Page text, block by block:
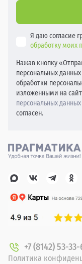
Я даю согласие
обработку моих
Нажав кнопку
персональных
обработки
изложенными на
персональных
согласен.
+7 (8142) 53-
Политика